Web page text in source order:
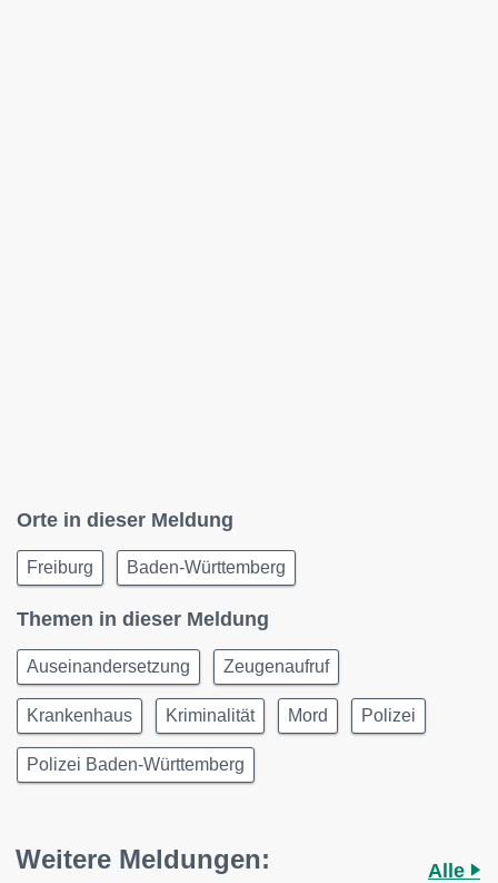
Orte in dieser Meldung
Freiburg Baden-Württemberg
Themen in dieser Meldung
Auseinandersetzung Zeugenaufruf
Krankenhaus Kriminalität Mord Polizei
Polizei Baden-Württemberg
Weitere Meldungen:
Alle